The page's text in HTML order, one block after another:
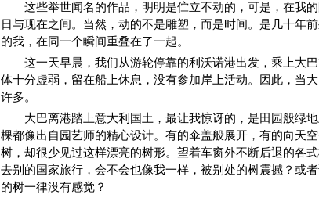
这些举世闻名的作品，明明是伫立不动的，可是，在我
日与现在之间。当然，动的不是雕塑，而是时间。是几十年
的我，在同一个瞬间重叠在了一起。
这一天早晨，我们从游轮停靠的利沃诺港出发，乘上大
体十分虚弱，留在船上休息，没有参加岸上活动。因此，当
许多。
大巴离港踏上意大利国土，最让我惊讶的，是田园般绿
棵都像出自园艺师的精心设计。有的伞盖般展开，有的向天
树，却很少见过这样漂亮的树形。望着车窗外不断后退的各
去别的国家旅行，会不会也像我一样，被别处的树震撼？或
的树一律没有感觉？